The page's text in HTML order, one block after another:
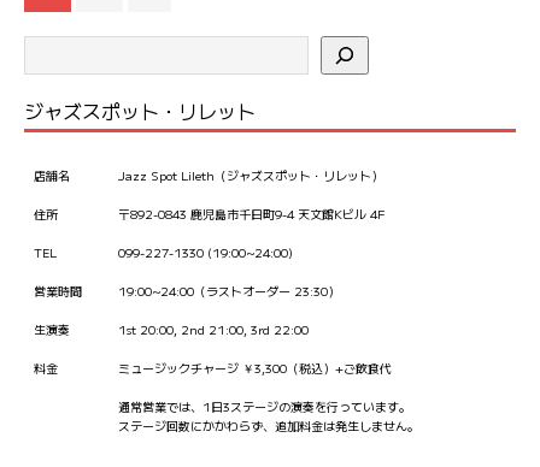
ジャズスポット・リレット
店舗名 Jazz Spot Lileth（ジャズスポット・リレット）
住所 〒892-0843 鹿児島市千日町9-4 天文館Kビル 4F
TEL 099-227-1330 (19:00~24:00)
営業時間 19:00~24:00（ラストオーダー 23:30）
生演奏 1st 20:00, 2nd 21:00, 3rd 22:00
料金 ミュージックチャージ ￥3,300（税込）+ご飲食代
通常営業では、1日3ステージの演奏を行っています。
ステージ回数にかかわらず、追加料金は発生しません。